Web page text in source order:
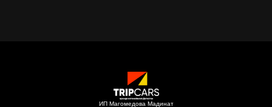
ИП Магомедова Мадинат